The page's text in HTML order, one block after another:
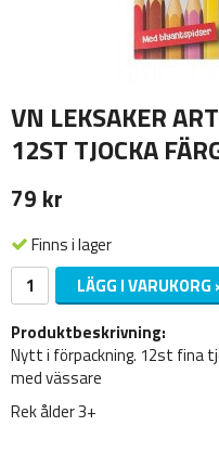
VN LEKSAKER
12ST TJOCKA
79 kr
Finns i lager
LÄGG I VARUKORG
Produktbeskrivning:
Nytt i förpackning. 12st fina
med vässare
Rek ålder 3+